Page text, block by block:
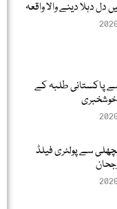
دل دہلا دینے والا واقعہ
پاکستانی طلبہ کے
سے پولٹری فیلڈ